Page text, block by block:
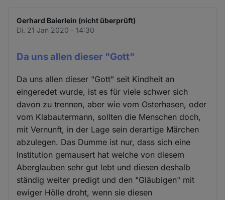
Gerhard Baierlein (nicht überprüft)
Di. 21 Jan 2020 - 14:30
Da uns allen dieser "Gott"
Da uns allen dieser "Gott" seit Kindheit an
eingeredet wurde, ist es für viele schwer sich
davon zu trennen, aber wie vom Osterhasen, oder
vom Klabautermann, sollten die Menschen doch,
mit Vernunft, in der Lage sein derartige Märchen
abzulegen. Das Dumme ist nur, dass sich eine
Institution gemausert hat welche von diesem
Aberglauben sehr gut lebt und diesen deshalb
ständig weiter predigt und den "Gläubigen" mit
ewiger Hölle droht, wenn sie diesen